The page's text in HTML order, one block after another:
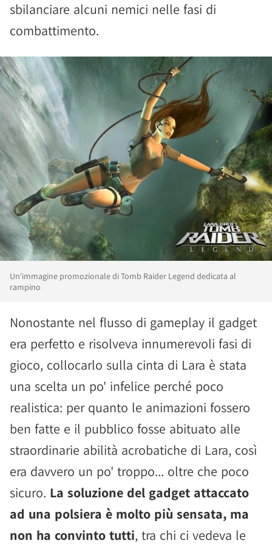
sbilanciare alcuni nemici nelle fasi di
combattimento.
Un'immagine promozionale di Tomb Raider Legend dedicata al
rampino
Nonostante nel flusso di gameplay il gadget
era perfetto e risolveva innumerevoli fasi di
gioco, collocarlo sulla cinta di Lara è stata
una scelta un po' infelice perché poco
realistica: per quanto le animazioni fossero
ben fatte e il pubblico fosse abituato alle
straordinarie abilità acrobatiche di Lara, così
era davvero un po' troppo... oltre che poco
sicuro. La soluzione del gadget attaccato
ad una polsiera è molto più sensata, ma
non ha convinto tutti, tra chi ci vedeva le